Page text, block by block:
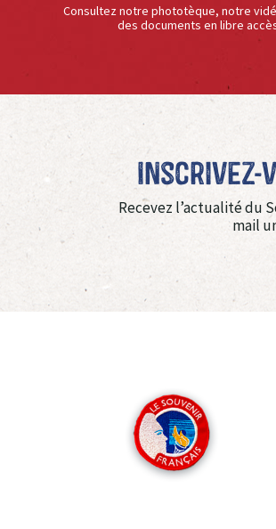
Consultez notre phototèque, notre
des documents en libre
Inscrivez-
Recevez l’actualité du
mail